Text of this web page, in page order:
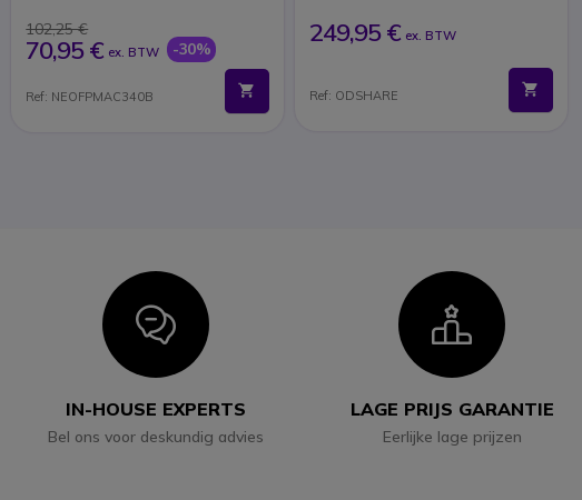
102,25 €
70,95 € ex. BTW -30%
Ref: NEOFPMAC340B
249,95 € ex. BTW
Ref: ODSHARE
Icon
IN-HOUSE EXPERTS
Bel ons voor deskundig advies
Icon
LAGE PRIJS GARANTIE
Eerlijke lage prijzen